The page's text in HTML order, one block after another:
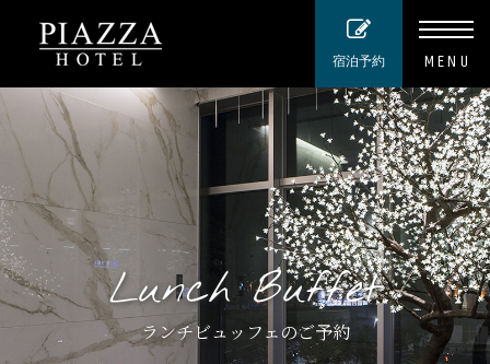
宿泊予約
Lunch Buffet
ランチビュッフェのご予約
MENU